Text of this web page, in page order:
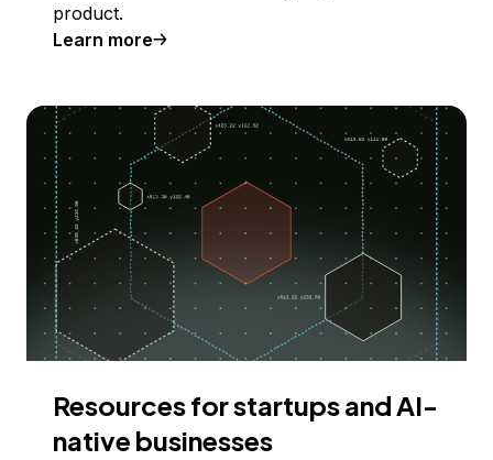
product.
Learn more
Resources for startups and AI-
native businesses